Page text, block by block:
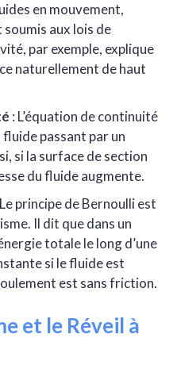
en mouvement,
aux lois de
par exemple, explique
naturellement de haut
: L’équation de continuité
fluide passant par un
si la surface de section
du fluide augmente.
principe de Bernoulli est
Il dit que dans un
totale le long d’une
si le fluide est
est sans friction.
et le Réveil à